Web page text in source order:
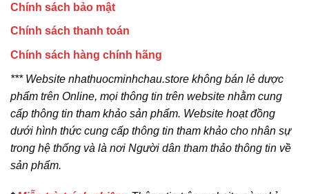
Chính sách bảo mật
Chính sách thanh toán
Chính sách hàng chính hãng
*** Website nhathuocminhchau.store không bán lẻ dược
phẩm trên Online, mọi thông tin trên website nhằm cung
cấp thông tin tham khảo sản phẩm. Website hoạt đồng
dưới hình thức cung cấp thông tin tham khảo cho nhân sự
trong hệ thống và là nơi Người dân tham thảo thông tin về
sản phẩm.